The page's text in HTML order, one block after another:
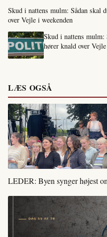
Skud i nattens mulm: Sådan skal
over Vejle i weekenden
Skud i nattens
hører knald over
LÆS OGSÅ
LEDER: Byen synger højest